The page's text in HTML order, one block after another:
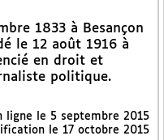
1833 à Besançon
le 12 août 1916 à
en droit et
politique.
ligne le 5 septembre 2015
le 17 octobre 2015